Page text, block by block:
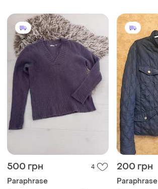
500 грн 4
Paraphrase
200 грн
Paraphrase